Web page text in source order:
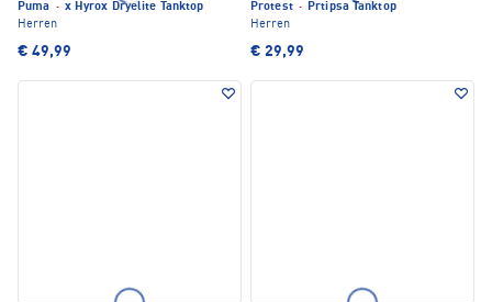
Puma · x Hyrox Dryelite Tanktop
Herren
€ 49,99
Protest · Prtipsa Tanktop
Herren
€ 29,99